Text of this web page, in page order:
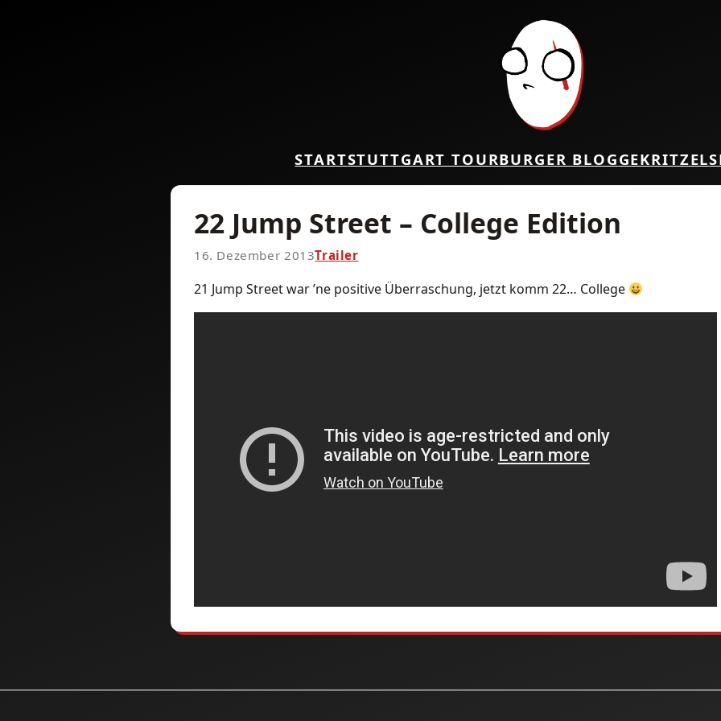
STARTSTUTTGART TOURBURGER BLOGGEKRITZEL
22 Jump Street – College Edition
16. Dezember 2013Trailer
21 Jump Street war ’ne positive Überraschung, jetzt komm 22… College